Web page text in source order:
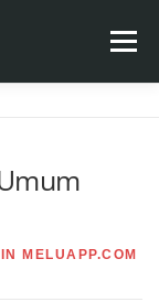
Menu
MELUAPP.COM